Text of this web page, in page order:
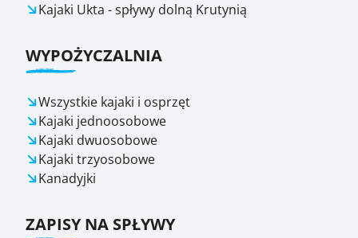
Kajaki Ukta - spływy dolną Krutynią
WYPOŻYCZALNIA
Wszystkie kajaki i osprzęt
Kajaki jednoosobowe
Kajaki dwuosobowe
Kajaki trzyosobowe
Kanadyjki
ZAPISY NA SPŁYWY